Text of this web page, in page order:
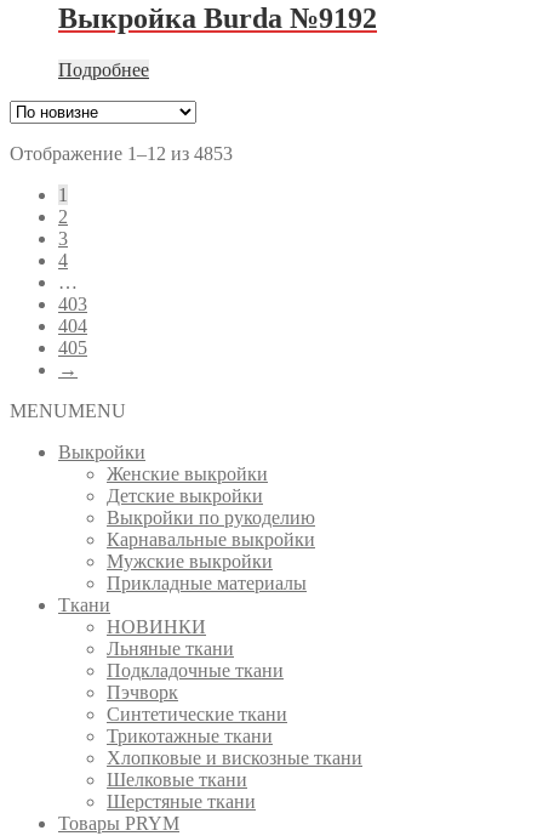
Выкройка Burda №9192
Подробнее
Отображение 1–12 из 4853Сортировка:
1
2
3
4
…
403
404
405
→
MENUMENU
Выкройки
Женские выкройки
Детские выкройки
Выкройки по рукоделию
Карнавальные выкройки
Мужские выкройки
Прикладные материалы
Ткани
НОВИНКИ
Льняные ткани
Подкладочные ткани
Пэчворк
Синтетические ткани
Трикотажные ткани
Хлопковые и вискозные ткани
Шелковые ткани
Шерстяные ткани
Товары PRYM